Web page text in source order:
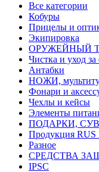
Все категории
Кобуры
Прицелы и
Экипировка
ОРУЖЕЙНЫЙ
Чистка и уход
Антабки
НОЖИ,
Фонари и
Чехлы и кейсы
Элементы
ПОДАРКИ,
Продукция RUS
Разное
СРЕДСТВА
IPSC